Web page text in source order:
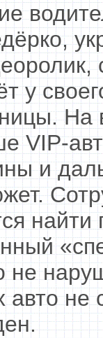
у
На
VIP-
и
найти
не
не